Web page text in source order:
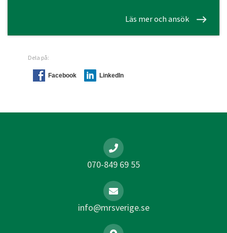
Läs mer och ansök
Dela på:
Facebook LinkedIn
070-849 69 55
info@mrsverige.se